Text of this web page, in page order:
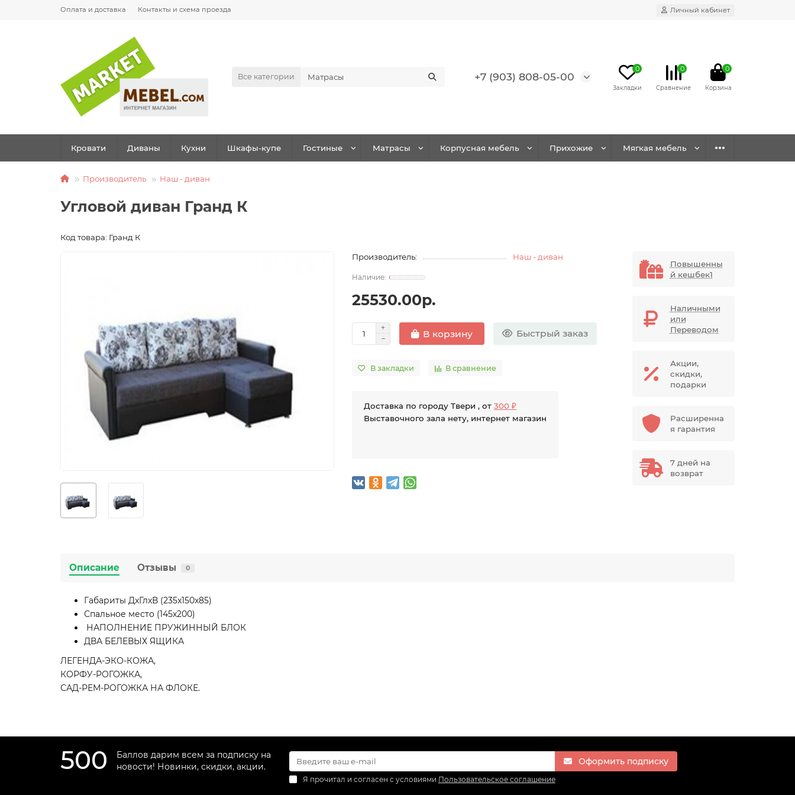
Оплата и доставка Контакты и схема проезда Личный кабинет
Все категории +7 (903) 808-05-00
0 0 0
Кровати Диваны Кухни Шкафы-купе Гостиные Матрасы Корпусная мебель Прихожие Мягкая мебель
Производитель Наш - диван
Угловой диван Гранд К
Код товара: Гранд К
Производитель: Наш - диван
25530.00р.
В корзину Быстрый заказ
В закладки В сравнение
Доставка по городу Твери , от300 ₽
Выставочного зала нету, интернет магазин
Повышенны
й кешбек1
Наличными
или
Переводом
Акции,
скидки,
подарки
Расширенна
я гарантия
7 дней на
возврат
Описание Отзывы 0
Габариты ДxГлxВ (235х150х85)
Спальное место (145х200)
НАПОЛНЕНИЕ ПРУЖИННЫЙ БЛОК
ДВА БЕЛЕВЫХ ЯЩИКА
ЛЕГЕНДА-ЭКО-КОЖА,
КОРФУ-РОГОЖКА,
САД-РЕМ-РОГОЖКА НА ФЛОКЕ.
500
Баллов дарим всем за подписку на
новости! Новинки, скидки, акции.
Оформить подписку
Я прочитал и согласен с условиями Пользовательское соглашение